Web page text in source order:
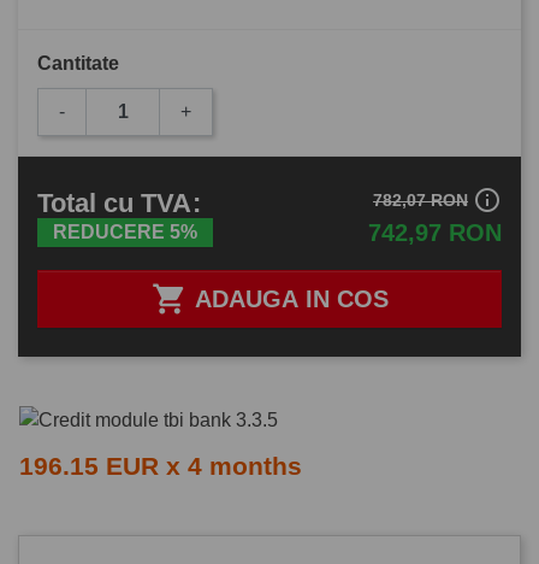
Cantitate
- +
 ADAUGA IN COS
Total cu TVA:
REDUCERE 5% 742,97 RON
782,07 RON info_outline
196.15 EUR x 4 months